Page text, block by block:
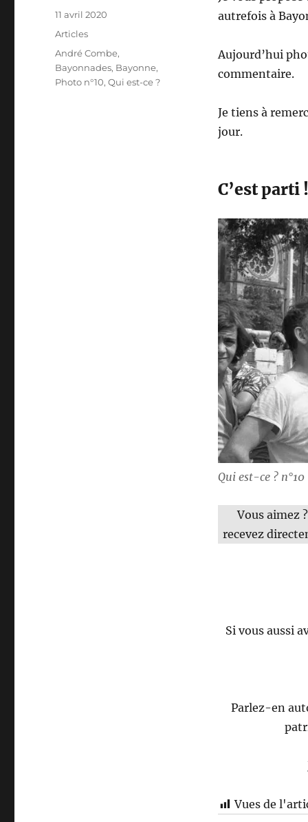
autrefois à
Aujourd’hui
commentaire.
Je tiens à
jour.
C’est parti !
Qui est-ce ? n°10
Vous aimez
recevez
Si vous aussi
Parlez-en
Vues de
Publié
11 avril 2020
Catégories
Articles
Étiquettes
André Combe,
Bayonnades, Bayonne,
Photo n°10,Qui est-ce ?